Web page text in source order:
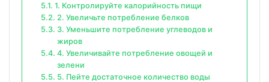
1. Контролируйте калорийность пищи
2. Увеличьте потребление белков
3. Уменьшите потребление углеводов и
жиров
4. Увеличивайте потребление овощей и
зелени
5. Пейте достаточное количество воды